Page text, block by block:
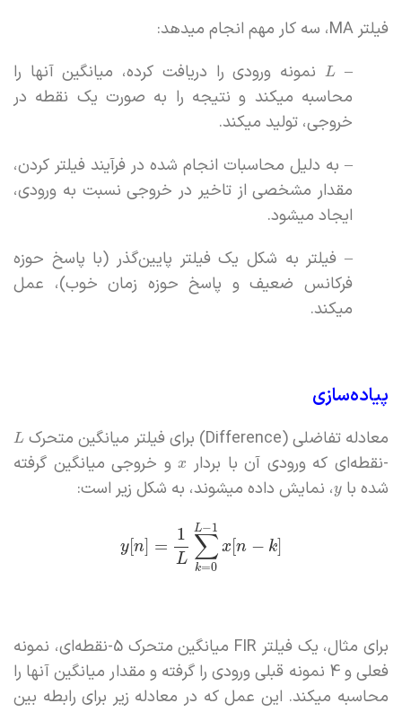
فیلتر MA، سه کار مهم انجام میدهد:
–
L
نمونه ورودی را دریافت کرده، میانگین آنها را
محاسبه میکند و نتیجه را به صورت یک نقطه در
خروجی، تولید میکند.
– به دلیل محاسبات انجام شده در فرآیند فیلتر کردن،
مقدار مشخصی از تاخیر در خروجی نسبت به ورودی،
ایجاد میشود.
– فیلتر به شکل یک فیلتر پایین‌گذر (با پاسخ حوزه
فرکانس ضعیف و پاسخ حوزه زمان خوب)، عمل
میکند.
پیاده‌سازی
معادله تفاضلی (Difference) برای فیلتر میانگین متحرک L
-نقطه‌ای که ورودی آن با بردار xو خروجی میانگین گرفته
شده با y، نمایش داده میشوند، به شکل زیر است:
y[n] =
1
L ∑
k=0
L−1
x[n − k]
برای مثال، یک فیلتر FIR میانگین متحرک 5-نقطه‌ای، نمونه
فعلی و 4 نمونه قبلی ورودی را گرفته و مقدار میانگین آنها را
محاسبه میکند. این عمل که در معادله زیر برای رابطه بین